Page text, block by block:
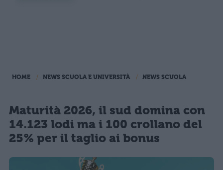
HOME NEWS SCUOLA E UNIVERSITÀ NEWS SCUOLA
Maturità 2026, il sud domina con
14.123 lodi ma i 100 crollano del
25% per il taglio ai bonus